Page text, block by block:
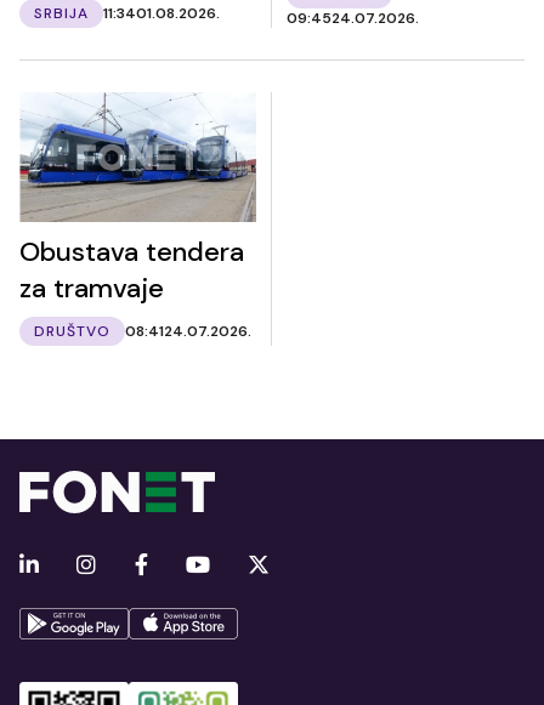
SRBIJA 11:3401.08.2026.
09:4524.07.2026.
Obustava tendera
za tramvaje
DRUŠTVO 08:4124.07.2026.